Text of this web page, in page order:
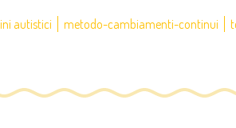
autistici metodo-cambiamenti-continui